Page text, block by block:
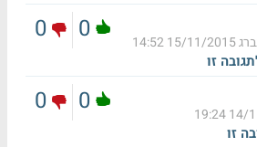
15/11/2015 14:52
זו
0
0
14/
זו
0
0